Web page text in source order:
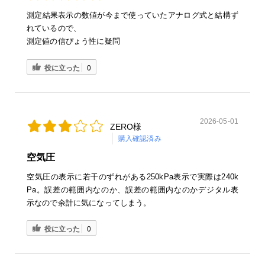
測定結果表示の数値が今まで使っていたアナログ式と結構ず
れているので、
測定値の信ぴょう性に疑問
役に立った 0
ZERO様
購入確認済み
2026-05-01
空気圧
空気圧の表示に若干のずれがある250kPa表示で実際は240k
Pa。誤差の範囲内なのか、誤差の範囲内なのかデジタル表
示なので余計に気になってしまう。
役に立った 0